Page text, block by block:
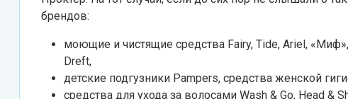
брендов:
моющие и чистящие средства Fairy, Tide, Ariel, «Миф»,
Dreft,
детские подгузники Pampers, средства женской
средства для ухода за волосами Wash & Go, Head &